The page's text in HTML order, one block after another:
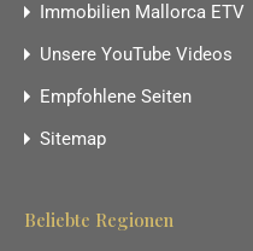
Immobilien Mallorca ETV
Unsere YouTube Videos
Empfohlene Seiten
Sitemap
Beliebte Regionen